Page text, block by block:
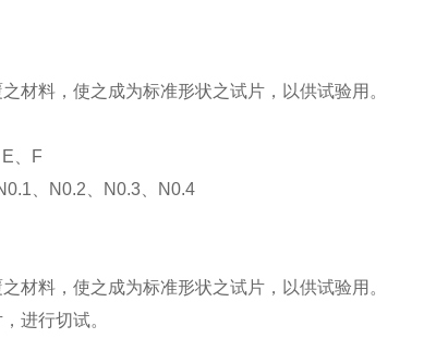
材料，使之成为标准形状之试片，以供试验用。
、F
、N0.2、N0.3、N0.4
材料，使之成为标准形状之试片，以供试验用。
进行切试。